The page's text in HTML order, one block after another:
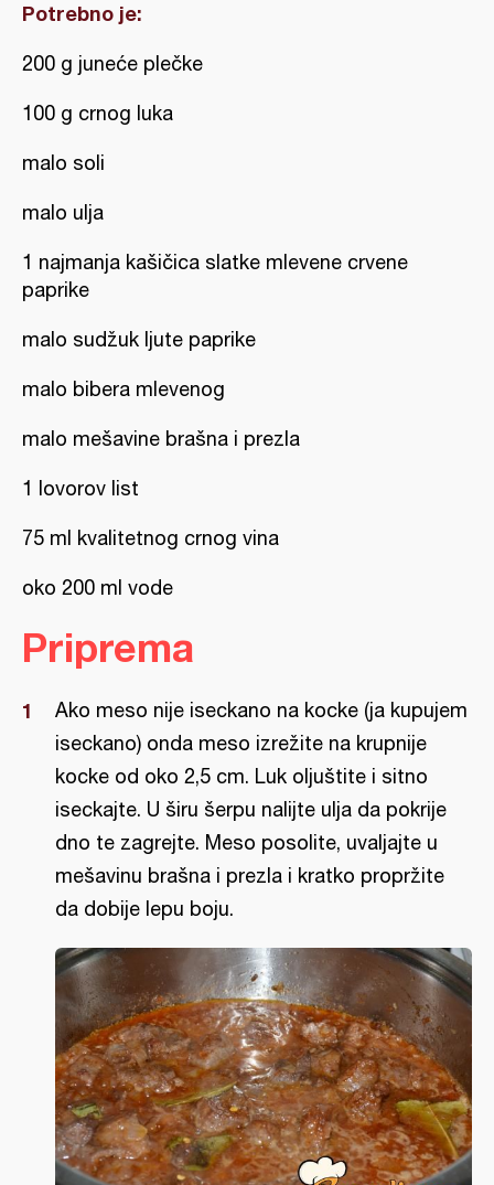
Potrebno je:
200 g juneće plečke
100 g crnog luka
malo soli
malo ulja
1 najmanja kašičica slatke mlevene crvene
paprike
malo sudžuk ljute paprike
malo bibera mlevenog
malo mešavine brašna i prezla
1 lovorov list
75 ml kvalitetnog crnog vina
oko 200 ml vode
Priprema
Ako meso nije iseckano na kocke (ja kupujem
iseckano) onda meso izrežite na krupnije
kocke od oko 2,5 cm. Luk oljuštite i sitno
iseckajte. U širu šerpu nalijte ulja da pokrije
dno te zagrejte. Meso posolite, uvaljajte u
mešavinu brašna i prezla i kratko propržite
da dobije lepu boju.